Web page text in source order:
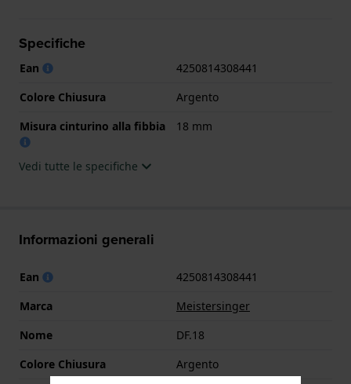
Specifiche
Ean
4250814308441
Colore Chiusura
Argento
Misura cinturino alla fibbia
18 mm
Vedi tutte le specifiche
Informazioni generali
Ean
4250814308441
Marca
Meistersinger
Nome
DF.18
Colore Chiusura
Argento